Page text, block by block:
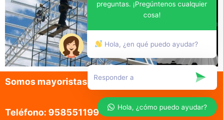
Somos mayoristas en la venta de aluzinc
Teléfono: 958551199
preguntas. ¡Pregúntenos cualquier
cosa!
Hola, ¿en qué puedo ayudar?
Hola, ¿cómo puedo ayudar?